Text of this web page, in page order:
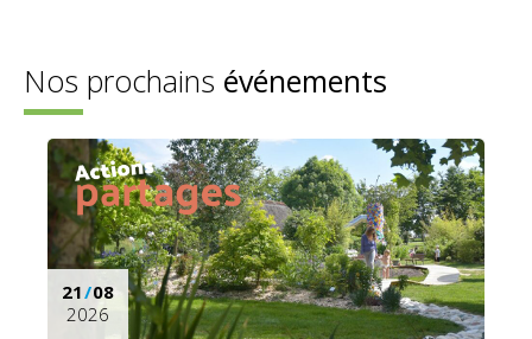
Nos prochains événements
21/08
2026